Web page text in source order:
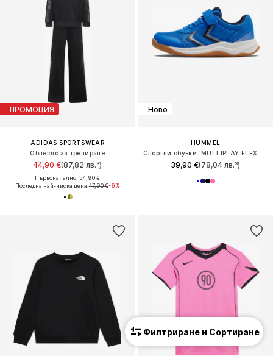
ПРОМОЦИЯ
ADIDAS SPORTSWEAR
Облекло за трениране
44,90 €(87,82 лв.³)
Първоначално: 54,90 €
Последна най-ниска цена:47,90 €-6%
Ново
HUMMEL
39,90 €(78,04 лв.³)
Филтриране и Сортиране